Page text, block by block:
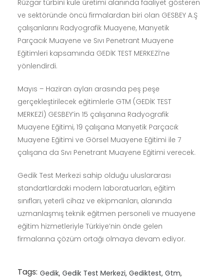
Rüzgar türbini kule üretimi alanında faaliyet gösteren
ve sektöründe öncü firmalardan biri olan GESBEY A.Ş
çalışanlarını Radyografik Muayene, Manyetik
Parçacık Muayene ve Sıvı Penetrant Muayene
Eğitimleri kapsamında GEDİK TEST MERKEZİ’ne
yönlendirdi.
Mayıs – Haziran ayları arasında peş peşe
gerçekleştirilecek eğitimlerle GTM (GEDİK TEST
MERKEZİ) GESBEY’in 15 çalışanına Radyografik
Muayene Eğitimi, 19 çalışana Manyetik Parçacık
Muayene Eğitimi ve Görsel Muayene Eğitimi ile 7
çalışana da Sıvı Penetrant Muayene Eğitimi verecek.
Gedik Test Merkezi sahip olduğu uluslararası
standartlardaki modern laboratuarları, eğitim
sınıfları, yeterli cihaz ve ekipmanları, alanında
uzmanlaşmış teknik eğitmen personeli ve muayene
eğitim hizmetleriyle Türkiye’nin önde gelen
firmalarına çözüm ortağı olmaya devam ediyor.
Tags: Gedik Gedik Test Merkezi Gediktest Gtm